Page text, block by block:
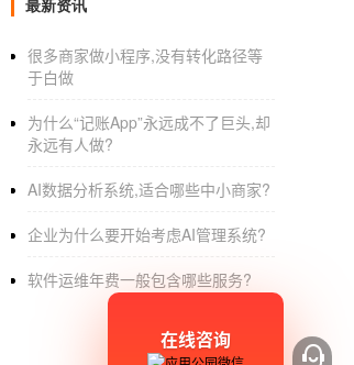
会向上的波动。可以联系我们免费提供参考
发的成本的投入越大。开发的版本需求沃恩
所提高。这样可以节省部分的App的开发上
有需求，但就是找不到。在拉拉作品数量少
由于无人为拉拉群体提供专门内容服务，但
最新资讯
很多商家做小程序,没有转化路径等
于白做
为什么“记账App”永远成不了巨头,却
永远有人做?
AI数据分析系统,适合哪些中小商家?
企业为什么要开始考虑AI管理系统?
软件运维年费一般包含哪些服务?
在线咨询